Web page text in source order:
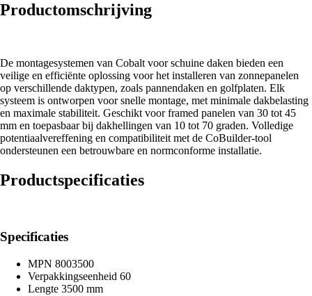
Productomschrijving
De montagesystemen van Cobalt voor schuine daken bieden een
veilige en efficiënte oplossing voor het installeren van zonnepanelen
op verschillende daktypen, zoals pannendaken en golfplaten. Elk
systeem is ontworpen voor snelle montage, met minimale dakbelasting
en maximale stabiliteit. Geschikt voor framed panelen van 30 tot 45
mm en toepasbaar bij dakhellingen van 10 tot 70 graden. Volledige
potentiaalvereffening en compatibiliteit met de CoBuilder-tool
ondersteunen een betrouwbare en normconforme installatie.
Productspecificaties
Specificaties
MPN 8003500
Verpakkingseenheid 60
Lengte 3500 mm